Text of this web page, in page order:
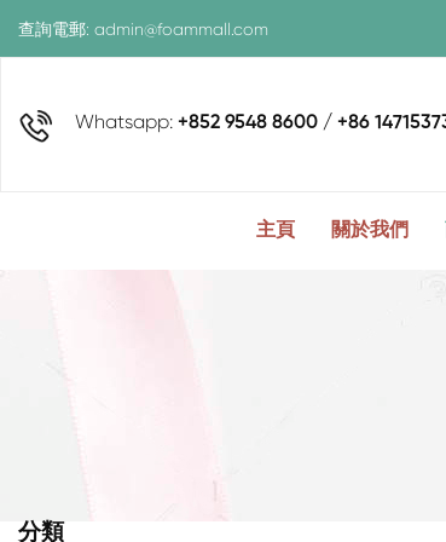
查詢電郵: admin@foammall.com
Whatsapp: +852 9548 8600 / +86
主頁 關於我們
分類